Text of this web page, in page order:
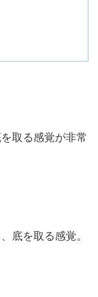
取る感覚が非常
底を取る感覚。